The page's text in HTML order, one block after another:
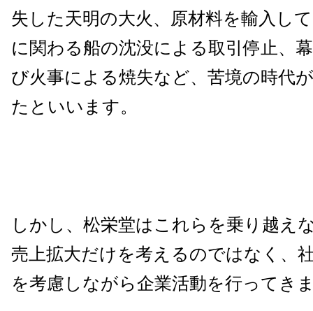
失した天明の大火、原材料を輸入し
に関わる船の沈没による取引停止、
び火事による焼失など、苦境の時代
たといいます。
しかし、松栄堂はこれらを乗り越え
売上拡大だけを考えるのではなく、
を考慮しながら企業活動を行ってき